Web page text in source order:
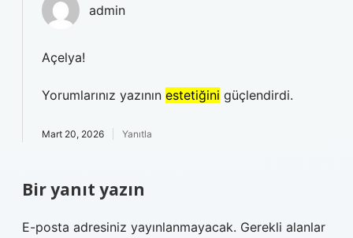
admin
Açelya!
Yorumlarınız yazının estetiğini güçlendirdi.
Mart 20, 2026 Yanıtla
Bir yanıt yazın
E-posta adresiniz yayınlanmayacak. Gerekli alanlar